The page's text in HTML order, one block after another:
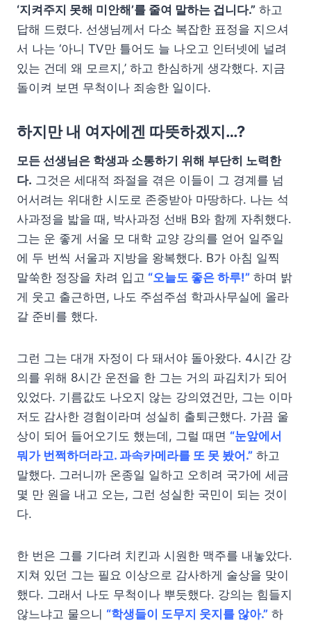
‘지켜주지 못해 미안해’를 줄여 말하는 겁니다.” 하고
답해 드렸다. 선생님께서 다소 복잡한 표정을 지으셔
서 나는 ‘아니 TV만 틀어도 늘 나오고 인터넷에 널려
있는 건데 왜 모르지,’ 하고 한심하게 생각했다. 지금
돌이켜 보면 무척이나 죄송한 일이다.
하지만 내 여자에겐 따뜻하겠지…?
모든 선생님은 학생과 소통하기 위해 부단히 노력한
다. 그것은 세대적 좌절을 겪은 이들이 그 경계를 넘
어서려는 위대한 시도로 존중받아 마땅하다. 나는 석
사과정을 밟을 때, 박사과정 선배 B와 함께 자취했다.
그는 운 좋게 서울 모 대학 교양 강의를 얻어 일주일
에 두 번씩 서울과 지방을 왕복했다. B가 아침 일찍
말쑥한 정장을 차려 입고 “오늘도 좋은 하루!” 하며 밝
게 웃고 출근하면, 나도 주섬주섬 학과사무실에 올라
갈 준비를 했다.
그런 그는 대개 자정이 다 돼서야 돌아왔다. 4시간 강
의를 위해 8시간 운전을 한 그는 거의 파김치가 되어
있었다. 기름값도 나오지 않는 강의였건만, 그는 이마
저도 감사한 경험이라며 성실히 출퇴근했다. 가끔 울
상이 되어 들어오기도 했는데, 그럴 때면 “눈앞에서
뭐가 번쩍하더라고. 과속카메라를 또 못 봤어.” 하고
말했다. 그러니까 온종일 일하고 오히려 국가에 세금
몇 만 원을 내고 오는, 그런 성실한 국민이 되는 것이
다.
한 번은 그를 기다려 치킨과 시원한 맥주를 내놓았다.
지쳐 있던 그는 필요 이상으로 감사하게 술상을 맞이
했다. 그래서 나도 무척이나 뿌듯했다. 강의는 힘들지
않느냐고 물으니 “학생들이 도무지 웃지를 않아.” 하